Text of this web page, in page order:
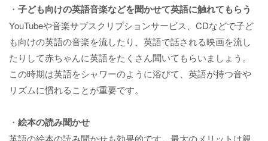
・ 子ども向けの英語音楽などを聞かせて英語に触れてもらう
YouTubeや音楽サブスクリプションサービス、CDなどで子ど
も向けの英語の音楽を流したり、英語で話される映画を流し
たりして赤ちゃんに英語をたくさん聞いてもらいましょう。
この時期は英語をシャワーのように浴びて、英語が持つ音や
リズムに慣れることが重要です。
・ 絵本の読み聞かせ